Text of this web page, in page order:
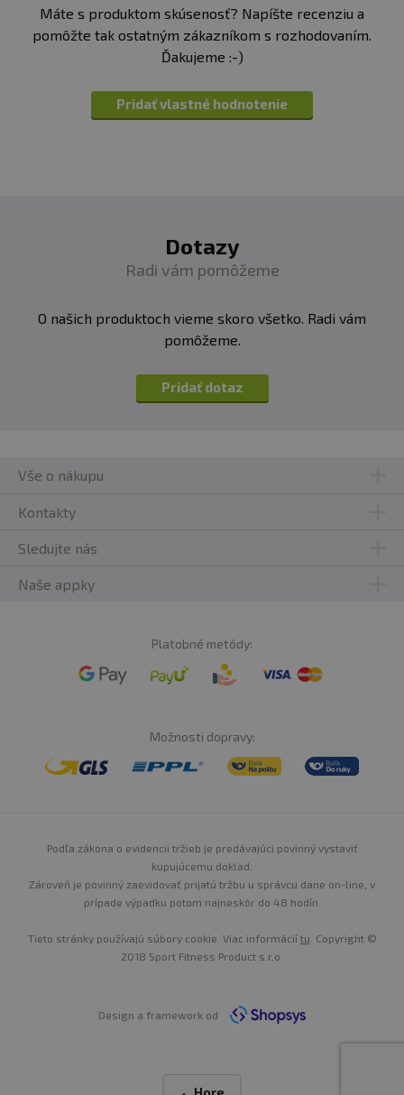
Máte s produktom skúsenosť? Napíšte recenziu a
pomôžte tak ostatným zákazníkom s rozhodovaním.
Ďakujeme :-)
Pridať vlastné hodnotenie
Dotazy
Radi vám pomôžeme
O našich produktoch vieme skoro všetko. Radi vám
pomôžeme.
Pridať dotaz
Vše o nákupu
Kontakty
Sledujte nás
Naše appky
Platobné metódy:
Možnosti dopravy:
Podľa zákona o evidencii tržieb je predávajúci povinný vystaviť
kupujúcemu doklad.
Zároveň je povinný zaevidovať prijatú tržbu u správcu dane on-line, v
prípade výpadku potom najneskôr do 48 hodín.
Tieto stránky používajú súbory cookie. Viac informácií tu . Copyright ©
2018 Sport Fitness Product s.r.o.
Design a framework od